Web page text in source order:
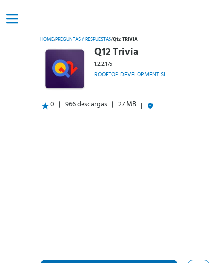
HOME/PREGUNTAS Y RESPUESTAS/Q12 TRIVIA
Q12 Trivia
1.2.2.175
ROOFTOP DEVELOPMENT SL
0 966 descargas 27 MB